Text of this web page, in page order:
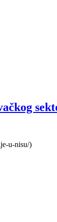
u-nisu/)